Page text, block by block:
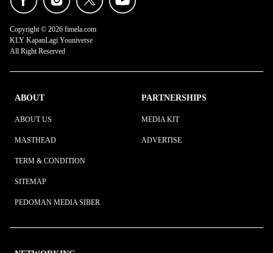
Copyright © 2026 fimela.com
KLY KapanLagi Youniverse
All Right Reserved
ABOUT
ABOUT US
MASTHEAD
TERM & CONDITION
SITEMAP
PEDOMAN MEDIA SIBER
PARTNERSHIPS
MEDIA KIT
ADVERTISE